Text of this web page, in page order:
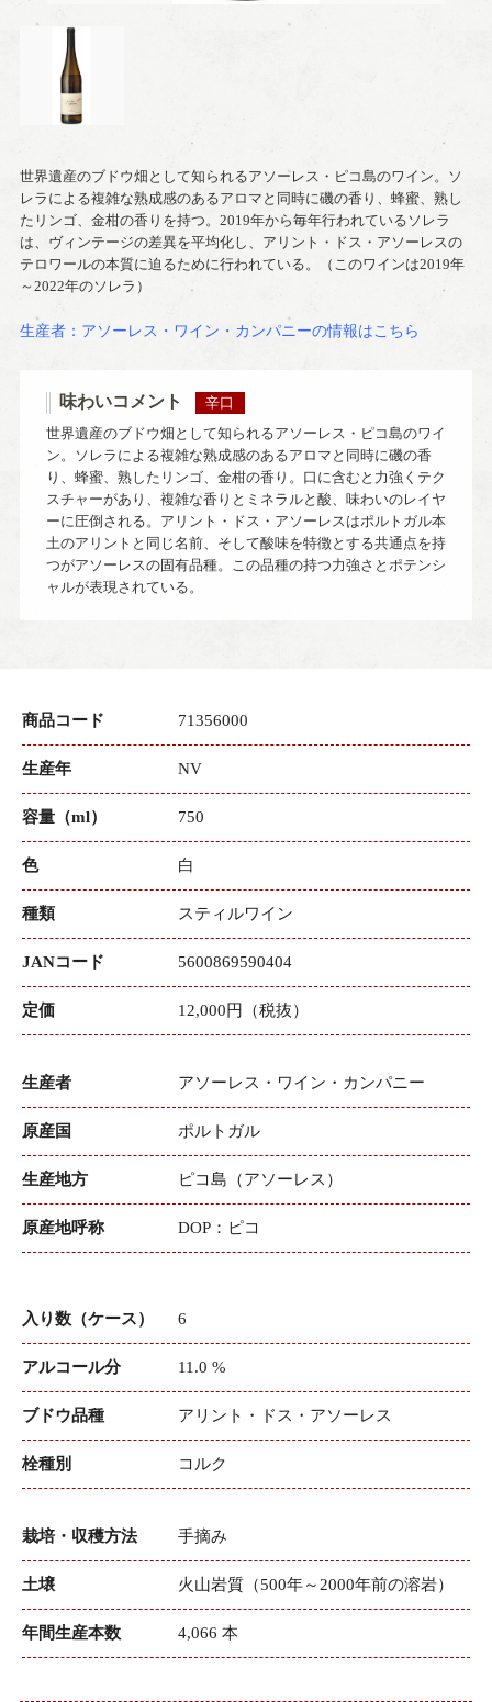
世界遺産のブドウ畑として知られるアソーレス・ピコ島のワイン。ソ
レラによる複雑な熟成感のあるアロマと同時に磯の香り、蜂蜜、熟し
たリンゴ、金柑の香りを持つ。2019年から毎年行われているソレラ
は、ヴィンテージの差異を平均化し、アリント・ドス・アソーレスの
テロワールの本質に迫るために行われている。（このワインは2019年
～2022年のソレラ）
生産者：アソーレス・ワイン・カンパニーの情報はこちら
味わいコメント
辛口
世界遺産のブドウ畑として知られるアソーレス・ピコ島のワイ
ン。ソレラによる複雑な熟成感のあるアロマと同時に磯の香
り、蜂蜜、熟したリンゴ、金柑の香り。口に含むと力強くテク
スチャーがあり、複雑な香りとミネラルと酸、味わいのレイヤ
ーに圧倒される。アリント・ドス・アソーレスはポルトガル本
土のアリントと同じ名前、そして酸味を特徴とする共通点を持
つがアソーレスの固有品種。この品種の持つ力強さとポテンシ
ャルが表現されている。
商品コード 71356000
生産年 NV
容量（ml） 750
色 白
種類 スティルワイン
JANコード 5600869590404
定価 12,000円（税抜）
生産者 アソーレス・ワイン・カンパニー
原産国 ポルトガル
生産地方 ピコ島（アソーレス）
原産地呼称 DOP：ピコ
入り数（ケース） 6
アルコール分 11.0 %
ブドウ品種 アリント・ドス・アソーレス
栓種別 コルク
栽培・収穫方法 手摘み
土壌 火山岩質（500年～2000年前の溶岩）
年間生産本数 4,066 本